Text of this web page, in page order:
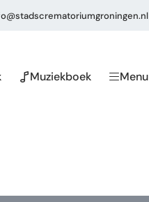
Muziekboek Menu